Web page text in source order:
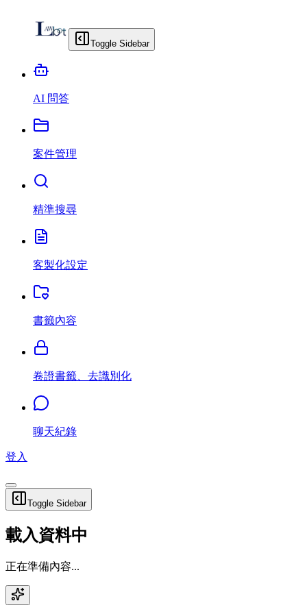
Toggle Sidebar
AI 問答
案件管理
精準搜尋
客製化設定
書籤內容
卷證書籤、去識別化
聊天紀錄
登入
Toggle Sidebar
載入資料中
正在準備內容...